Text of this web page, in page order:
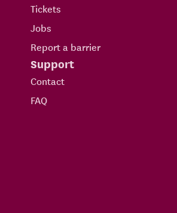
Tickets
Jobs
Report a barrier
Support
Contact
FAQ